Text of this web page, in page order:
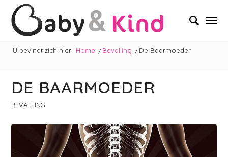
U bevindt zich hier: Home / Bevalling / De Baarmoeder
DE BAARMOEDER
BEVALLING